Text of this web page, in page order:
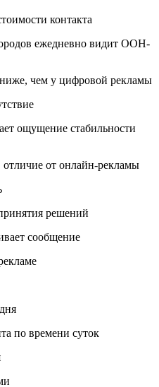
контакта
ежедневно видит OOH-
ниже, чем у цифровой рекламы
ощущение стабильности
от онлайн-рекламы
решений
сообщение
по времени суток